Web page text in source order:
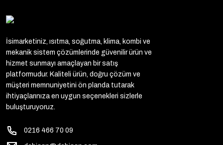
İsimarketiniz, ısıtma, soğutma, klima, kombi ve
mekanik sistem çözümlerinde güvenilir ürün ve
hizmet sunmayı amaçlayan bir satış
platformudur. Kaliteli ürün, doğru çözüm ve
müşteri memnuniyetini ön planda tutarak
ihtiyaçlarınıza en uygun seçenekleri sizlerle
buluşturuyoruz.
0216 466 70 09